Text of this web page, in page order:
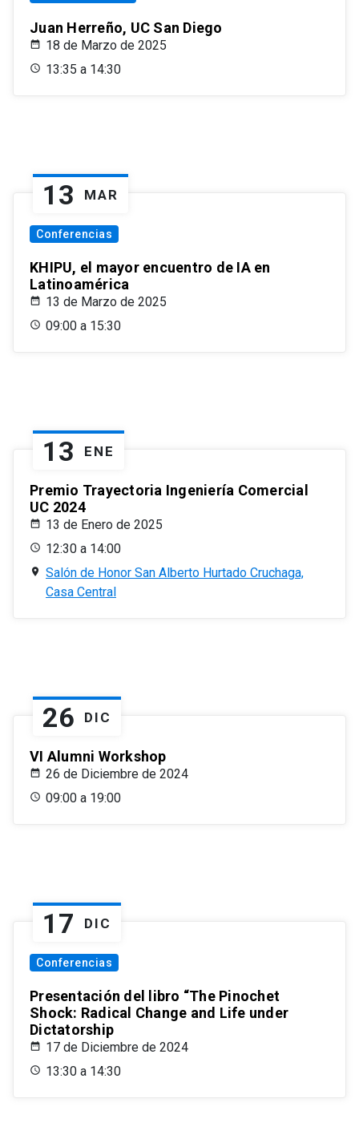
Juan Herreño, UC San Diego
18 de Marzo de 2025
13:35 a 14:30
13 MAR
Conferencias
KHIPU, el mayor encuentro de IA en
Latinoamérica
13 de Marzo de 2025
09:00 a 15:30
13 ENE
Premio Trayectoria Ingeniería Comercial
UC 2024
13 de Enero de 2025
12:30 a 14:00
Salón de Honor San Alberto Hurtado Cruchaga,
Casa Central
26 DIC
VI Alumni Workshop
26 de Diciembre de 2024
09:00 a 19:00
17 DIC
Conferencias
Presentación del libro “The Pinochet
Shock: Radical Change and Life under
Dictatorship
17 de Diciembre de 2024
13:30 a 14:30